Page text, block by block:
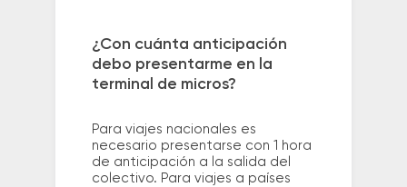
¿Con cuánta anticipación
debo presentarme en la
terminal de micros?
Para viajes nacionales es
necesario presentarse con 1 hora
de anticipación a la salida del
colectivo. Para viajes a países